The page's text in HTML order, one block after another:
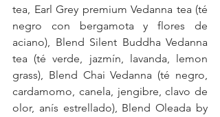
tea, Earl Grey premium Vedanna tea (té
negro con bergamota y flores de
aciano), Blend Silent Buddha Vedanna
tea (té verde, jazmín, lavanda, lemon
grass), Blend Chai Vedanna (té negro,
cardamomo, canela, jengibre, clavo de
olor, anís estrellado), Blend Oleada by